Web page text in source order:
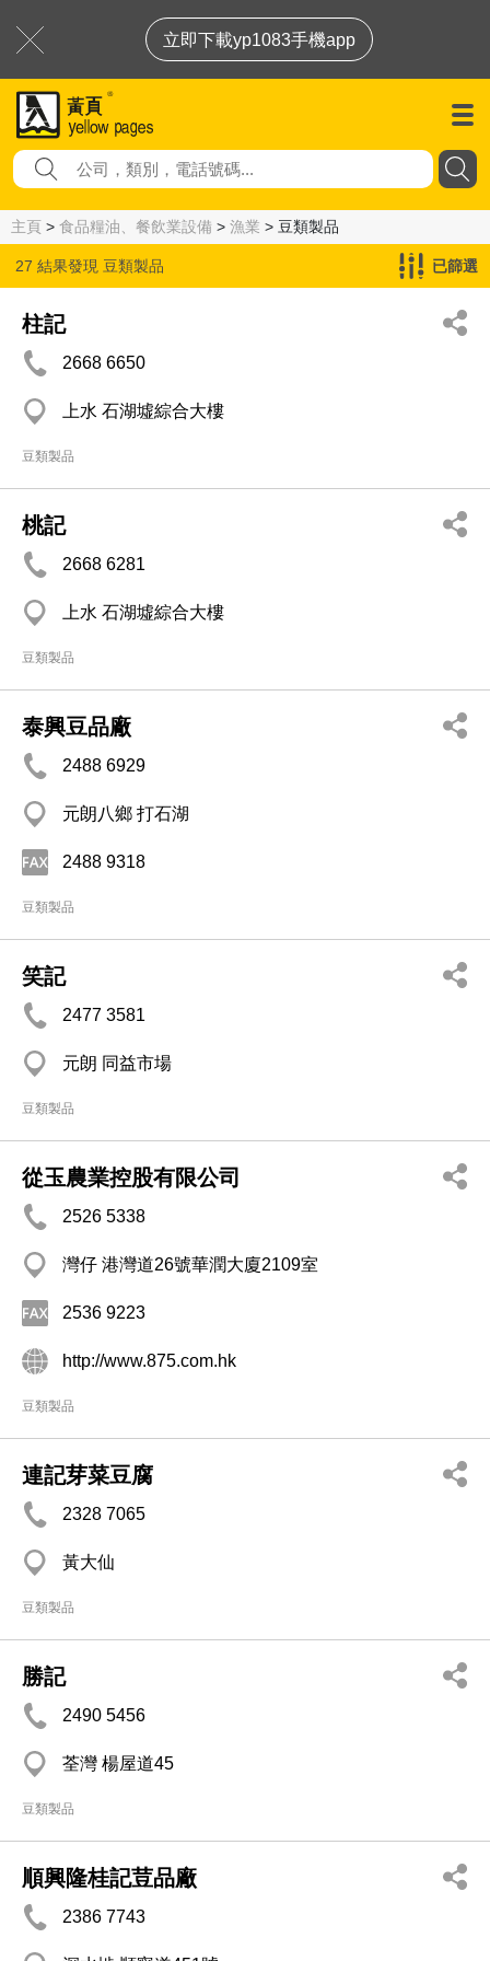
立即下載yp1083手機app
主頁 > 食品糧油、餐飲業設備 > 漁業 > 豆類製品
27 結果發現 豆類製品 已篩選
柱記
2668 6650
上水 石湖墟綜合大樓
豆類製品
桃記
2668 6281
上水 石湖墟綜合大樓
豆類製品
泰興豆品廠
2488 6929
元朗八鄉 打石湖
2488 9318
豆類製品
笑記
2477 3581
元朗 同益市場
豆類製品
從玉農業控股有限公司
2526 5338
灣仔 港灣道26號華潤大廈2109室
2536 9223
http://www.875.com.hk
豆類製品
連記芽菜豆腐
2328 7065
黃大仙
豆類製品
勝記
2490 5456
荃灣 楊屋道45
豆類製品
順興隆桂記荳品廠
2386 7743